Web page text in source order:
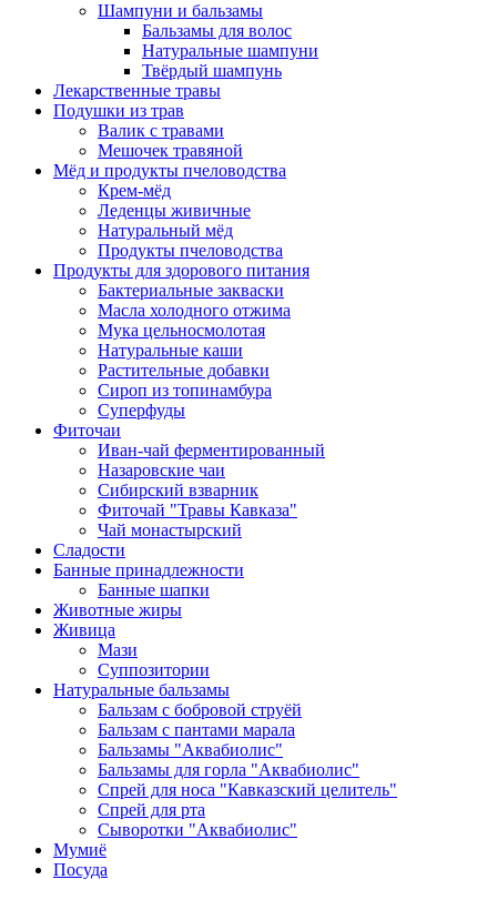
Шампуни и бальзамы
Бальзамы для волос
Натуральные шампуни
Твёрдый шампунь
Лекарственные травы
Подушки из трав
Валик с травами
Мешочек травяной
Мёд и продукты пчеловодства
Крем-мёд
Леденцы живичные
Натуральный мёд
Продукты пчеловодства
Продукты для здорового питания
Бактериальные закваски
Масла холодного отжима
Мука цельносмолотая
Натуральные каши
Растительные добавки
Сироп из топинамбура
Суперфуды
Фиточаи
Иван-чай ферментированный
Назаровские чаи
Сибирский взварник
Фиточай "Травы Кавказа"
Чай монастырский
Сладости
Банные принадлежности
Банные шапки
Животные жиры
Живица
Мази
Суппозитории
Натуральные бальзамы
Бальзам с бобровой струёй
Бальзам с пантами марала
Бальзамы "Аквабиолис"
Бальзамы для горла "Аквабиолис"
Спрей для носа "Кавказский целитель"
Спрей для рта
Сыворотки "Аквабиолис"
Мумиё
Посуда